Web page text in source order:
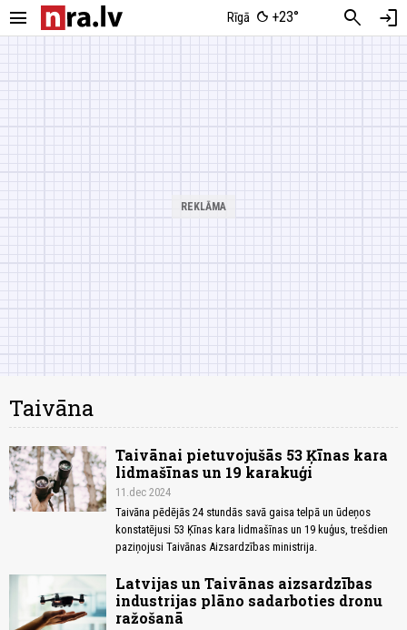
menu Rīgā +23° search login
Taivāna
Taivānai pietuvojušās 53 Ķīnas kara
lidmašīnas un 19 karakuģi
11.dec 2024
Taivāna pēdējās 24 stundās savā gaisa telpā un ūdeņos
konstatējusi 53 Ķīnas kara lidmašīnas un 19 kuģus, trešdien
paziņojusi Taivānas Aizsardzības ministrija.
Latvijas un Taivānas aizsardzības
industrijas plāno sadarboties dronu
ražošanā